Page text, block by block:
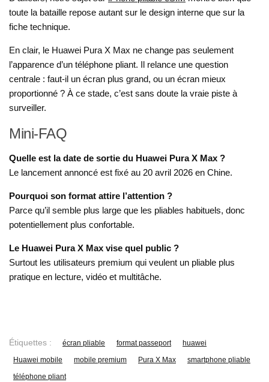
toute la bataille repose autant sur le design interne que sur la
fiche technique.
En clair, le Huawei Pura X Max ne change pas seulement
l’apparence d’un téléphone pliant. Il relance une question
centrale : faut-il un écran plus grand, ou un écran mieux
proportionné ? À ce stade, c’est sans doute la vraie piste à
surveiller.
Mini-FAQ
Quelle est la date de sortie du Huawei Pura X Max ?
Le lancement annoncé est fixé au 20 avril 2026 en Chine.
Pourquoi son format attire l’attention ?
Parce qu’il semble plus large que les pliables habituels, donc
potentiellement plus confortable.
Le Huawei Pura X Max vise quel public ?
Surtout les utilisateurs premium qui veulent un pliable plus
pratique en lecture, vidéo et multitâche.
Étiquettes : écran pliable format passeport
huawei
Huawei mobile
mobile premium Pura X Max
smartphone pliable
téléphone pliant